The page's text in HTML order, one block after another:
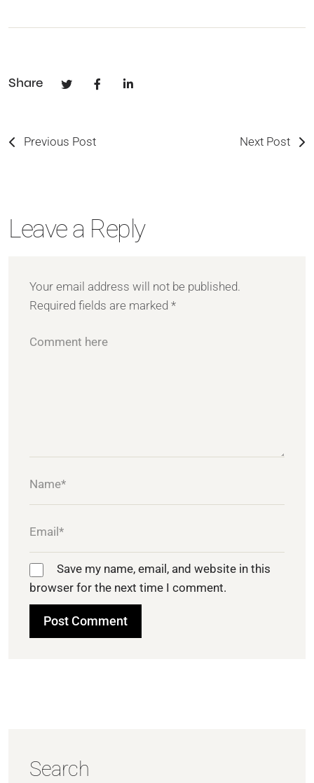
Share
Previous Post Next Post
Leave a Reply
Your email address will not be published.
Required fields are marked *
Save my name, email, and website in this
browser for the next time I comment.
Search